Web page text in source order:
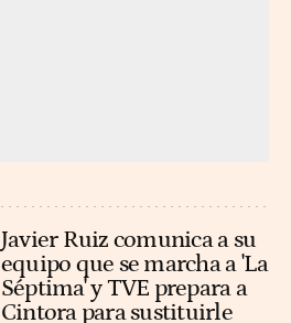
Javier Ruiz comunica a su
equipo que se marcha a 'La
Séptima' y TVE prepara a
Cintora para sustituirle